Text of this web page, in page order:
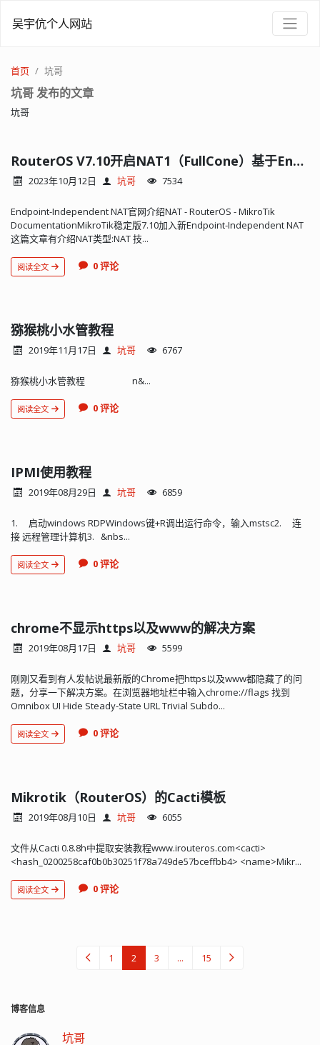
吴宇伉个人网站
首页 坑哥
坑哥 发布的文章
坑哥
RouterOS V7.10开启NAT1（FullCone）基于Endpoint-Independent NAT
2023年10月12日 坑哥 7534
Endpoint-Independent NAT官网介绍NAT - RouterOS - MikroTik
DocumentationMikroTik稳定版7.10加入新Endpoint-Independent NAT
这篇文章有介绍NAT类型:NAT 技...
阅读全文 0 评论
猕猴桃小水管教程
2019年11月17日 坑哥 6767
猕猴桃小水管教程 n&...
阅读全文 0 评论
IPMI使用教程
2019年08月29日 坑哥 6859
1. 启动windows RDPWindows键+R调出运行命令，输入mstsc2. 连
接 远程管理计算机3. &nbs...
阅读全文 0 评论
chrome不显示https以及www的解决方案
2019年08月17日 坑哥 5599
刚刚又看到有人发帖说最新版的Chrome把https以及www都隐藏了的问
题，分享一下解决方案。在浏览器地址栏中输入chrome://flags 找到
Omnibox UI Hide Steady-State URL Trivial Subdo...
阅读全文 0 评论
Mikrotik（RouterOS）的Cacti模板
2019年08月10日 坑哥 6055
文件从Cacti 0.8.8h中提取安装教程www.irouteros.com<cacti>
<hash_0200258caf0b0b30251f78a749de57bceffbb4> <name>Mikr...
阅读全文 0 评论
1 2 3 ... 15
博客信息
坑哥